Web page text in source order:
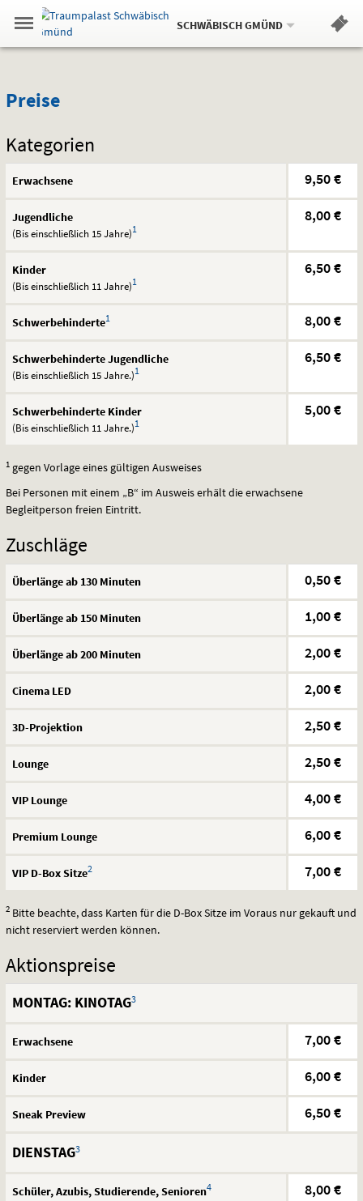
Springe
zum
,zum
.
Navigation
Menü
Gehe
zur
Standortauswahl
Standort:
SCHWÄBISCH GMÜND.
Weitere
Hinweis
Preise
Preise
Kategorien
Erwachsene 9,50 €
Jugendliche
(Bis einschließlich 15 Jahre)1
8,00 €
Kinder
(Bis einschließlich 11 Jahre)1
6,50 €
Schwerbehinderte1 8,00 €
Schwerbehinderte Jugendliche
(Bis einschließlich 15 Jahre.)1
6,50 €
Schwerbehinderte Kinder
(Bis einschließlich 11 Jahre.)1
5,00 €
1 gegen Vorlage eines gültigen Ausweises
Bei Personen mit einem „B“ im Ausweis erhält die erwachsene
Begleitperson freien Eintritt.
Zuschläge
Überlänge ab 130 Minuten 0,50 €
Überlänge ab 150 Minuten 1,00 €
Überlänge ab 200 Minuten 2,00 €
Cinema LED 2,00 €
3D-Projektion 2,50 €
Lounge 2,50 €
VIP Lounge 4,00 €
Premium Lounge 6,00 €
VIP D-Box Sitze2 7,00 €
2 Bitte beachte, dass Karten für die D-Box Sitze im Voraus nur gekauft und
nicht reserviert werden können.
Aktionspreise
MONTAG: KINOTAG3
Erwachsene 7,00 €
Kinder 6,00 €
Sneak Preview 6,50 €
DIENSTAG3
Schüler, Azubis, Studierende, Senioren4 8,00 €